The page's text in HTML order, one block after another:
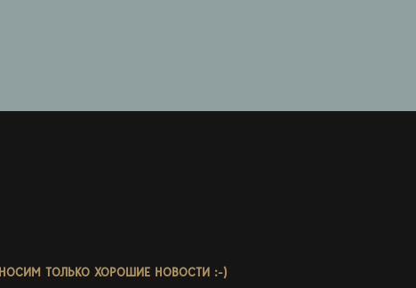
ТОЛЬКО ХОРОШИЕ НОВОСТИ :-)